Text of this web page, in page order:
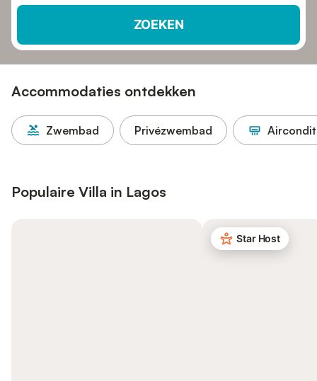
ZOEKEN
Accommodaties ontdekken
Zwembad Privézwembad
Populaire Villa in Lagos
Star Host